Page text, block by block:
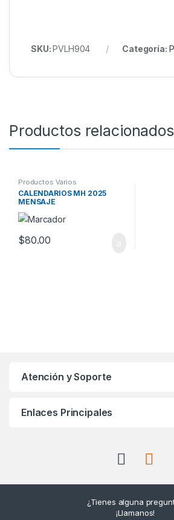
SKU:PVLH904 Categoría:
Productos relacionados
Productos Varios
CALENDARIOS MH 2025
MENSAJE
$80.00
Atención y Soporte
Enlaces Principales
¿Tienes alguna
¡Llamanos!